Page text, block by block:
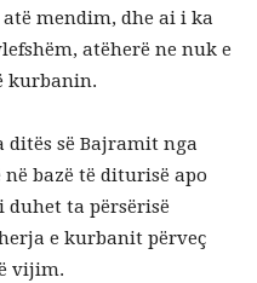
mendim, dhe ai i ka
atëherë ne nuk e
kurbanin.
ditës së Bajramit nga
bazë të diturisë apo
ta përsërisë
e kurbanit përveç
vijim.